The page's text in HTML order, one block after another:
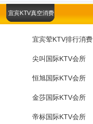
宜宾KTV真空消费
宜宾荤KTV排行消费
尖叫国际KTV会所
恒旭国际KTV会所
金莎国际KTV会所
帝标国际KTV会所